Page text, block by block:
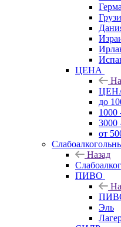
ЦЕНА
до
1000
3000
от
Назад
ПИВО
Эль